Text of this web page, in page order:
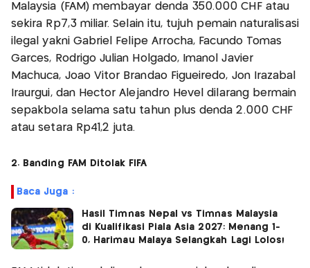
Malaysia (FAM) membayar denda 350.000 CHF atau
sekira Rp7,3 miliar. Selain itu, tujuh pemain naturalisasi
ilegal yakni Gabriel Felipe Arrocha, Facundo Tomas
Garces, Rodrigo Julian Holgado, Imanol Javier
Machuca, Joao Vitor Brandao Figueiredo, Jon Irazabal
Iraurgui, dan Hector Alejandro Hevel dilarang bermain
sepakbola selama satu tahun plus denda 2.000 CHF
atau setara Rp41,2 juta.
2. Banding FAM Ditolak FIFA
Baca Juga :
Hasil Timnas Nepal vs Timnas Malaysia
di Kualifikasi Piala Asia 2027: Menang 1-
0, Harimau Malaya Selangkah Lagi Lolos!